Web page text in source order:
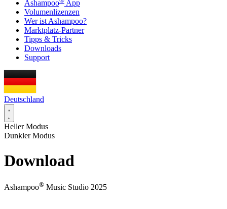
Ashampoo
App
Volumenlizenzen
Wer ist Ashampoo?
Marktplatz-Partner
Tipps & Tricks
Downloads
Support
Deutschland
Heller Modus
Dunkler Modus
Download
Ashampoo® Music Studio 2025